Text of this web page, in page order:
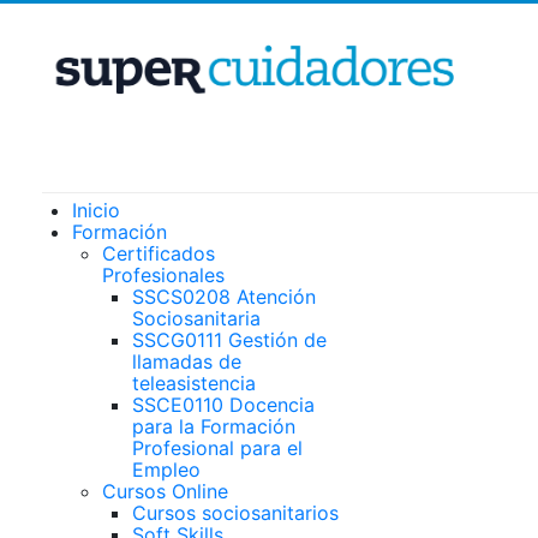
Inicio
Formación
Certificados
Profesionales
SSCS0208 Atención
Sociosanitaria
SSCG0111 Gestión de
llamadas de
teleasistencia
SSCE0110 Docencia
para la Formación
Profesional para el
Empleo
Cursos Online
Cursos sociosanitarios